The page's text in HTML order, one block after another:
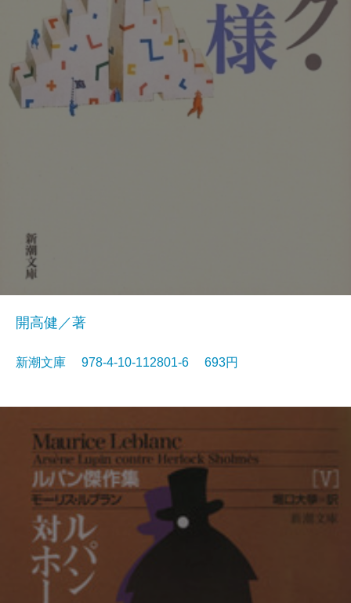
開高健／著
新潮文庫 978-4-10-112801-6 693円